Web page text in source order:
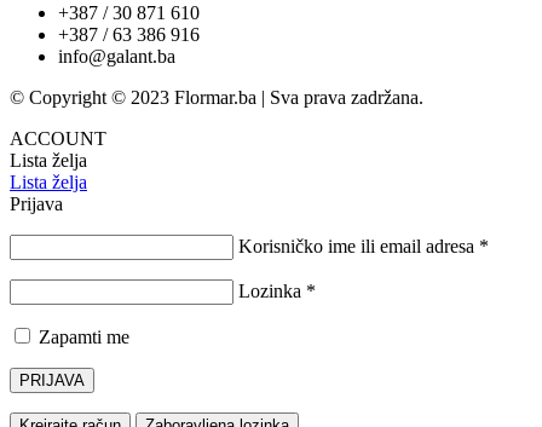
+387 / 30 871 610
+387 / 63 386 916
info@galant.ba
© Copyright © 2023 Flormar.ba | Sva prava zadržana.
ACCOUNT
Lista želja
Lista želja
Prijava
Korisničko ime ili email adresa *
Lozinka *
Zapamti me
PRIJAVA